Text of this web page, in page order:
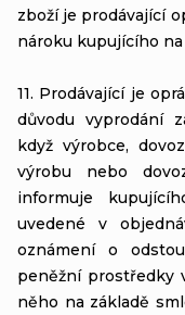
zboží je prodávající
nároku kupujícího
11. Prodávající je
důvodu vyprodání
když výrobce,
výrobu nebo
informuje
uvedené v
oznámení o
peněžní prostředky
něho na základě